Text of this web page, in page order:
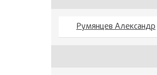
Румянцев Александр